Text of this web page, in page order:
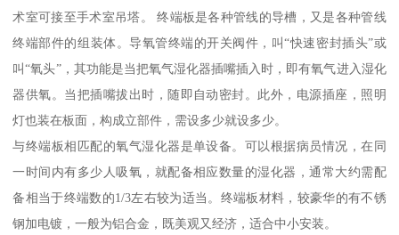
术室可接至手术室吊塔。 终端板是各种管线的导槽，又是各种管线
终端部件的组装体。导氧管终端的开关阀件，叫“快速密封插头”或
叫“氧头”，其功能是当把氧气湿化器插嘴插入时，即有氧气进入湿化
器供氧。当把插嘴拔出时，随即自动密封。此外，电源插座，照明
灯也装在板面，构成立部件，需设多少就设多少。
与终端板相匹配的氧气湿化器是单设备。可以根据病员情况，在同
一时间内有多少人吸氧，就配备相应数量的湿化器，通常大约需配
备相当于终端数的1/3左右较为适当。终端板材料，较豪华的有不锈
钢加电镀，一般为铝合金，既美观又经济，适合中小安装。